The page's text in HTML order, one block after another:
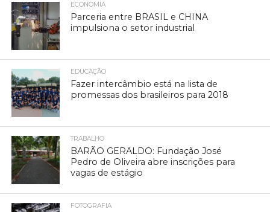
ECONOMIA
Parceria entre BRASIL e CHINA
impulsiona o setor industrial
EDUCAÇÃO
Fazer intercâmbio está na lista de
promessas dos brasileiros para 2018
TRABALHO
BARÃO GERALDO: Fundação José
Pedro de Oliveira abre inscrições para
vagas de estágio
FOTOGRAFIA